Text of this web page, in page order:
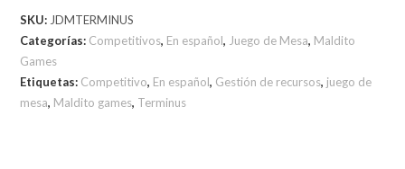
SKU: JDMTERMINUS
Categorías: Competitivos, En español, Juego de Mesa, Maldito
Games
Etiquetas: Competitivo, En español, Gestión de recursos, juego de
mesa, Maldito games, Terminus